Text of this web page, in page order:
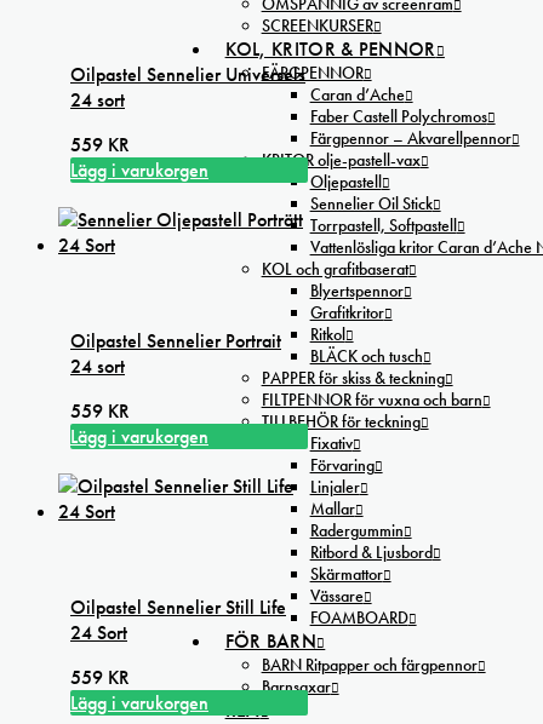
SCREENKURSER
KOL, KRITOR & PENNOR
FÄRGPENNOR
Caran d’Ache
Faber Castell Polychromos
Färgpennor – Akvarellpennor
KRITOR olje-pastell-vax
Oljepastell
Sennelier Oil Stick
Torrpastell, Softpastell
Vattenlösliga kritor Caran d’Ache
KOL och grafitbaserat
Blyertspennor
Grafitkritor
Ritkol
BLÄCK och tusch
PAPPER för skiss & teckning
FILTPENNOR för vuxna och barn
TILLBEHÖR för teckning
Fixativ
Förvaring
Linjaler
Mallar
Radergummin
Ritbord & Ljusbord
Skärmattor
Vässare
FOAMBOARD
FÖR BARN
BARN Ritpapper och färgpennor
Barnsaxar
REA
Oilpastel Sennelier Universels
24 sort
559 KR
Lägg i varukorgen
Oilpastel Sennelier Portrait
24 sort
559 KR
Lägg i varukorgen
Oilpastel Sennelier Still Life
24 Sort
559 KR
Lägg i varukorgen